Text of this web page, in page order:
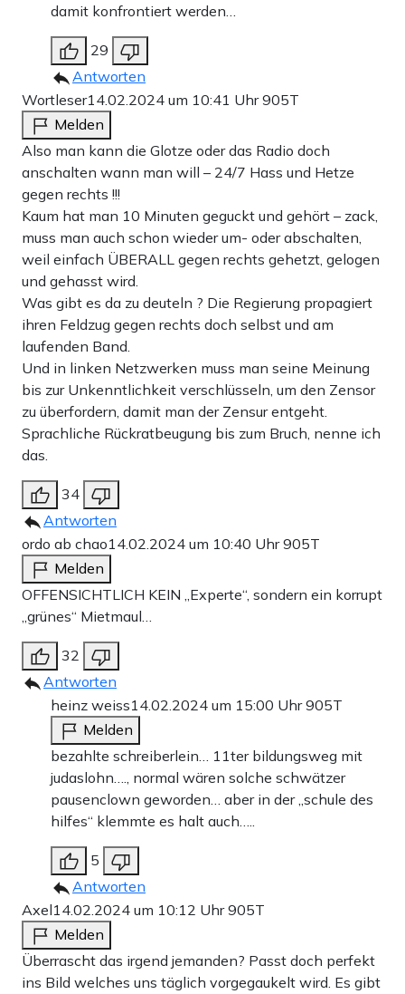
damit konfrontiert werden…
29
Antworten
Wortleser14.02.2024 um 10:41 Uhr905T
Melden
Also man kann die Glotze oder das Radio doch
anschalten wann man will – 24/7 Hass und Hetze
gegen rechts !!!
Kaum hat man 10 Minuten geguckt und gehört – zack,
muss man auch schon wieder um- oder abschalten,
weil einfach ÜBERALL gegen rechts gehetzt, gelogen
und gehasst wird.
Was gibt es da zu deuteln ? Die Regierung propagiert
ihren Feldzug gegen rechts doch selbst und am
laufenden Band.
Und in linken Netzwerken muss man seine Meinung
bis zur Unkenntlichkeit verschlüsseln, um den Zensor
zu überfordern, damit man der Zensur entgeht.
Sprachliche Rückratbeugung bis zum Bruch, nenne ich
das.
34
Antworten
ordo ab chao14.02.2024 um 10:40 Uhr905T
Melden
OFFENSICHTLICH KEIN „Experte“, sondern ein korrupt
„grünes“ Mietmaul…
32
Antworten
heinz weiss14.02.2024 um 15:00 Uhr905T
Melden
bezahlte schreiberlein… 11ter bildungsweg mit
judaslohn…., normal wären solche schwätzer
pausenclown geworden… aber in der „schule des
hilfes“ klemmte es halt auch…..
5
Antworten
Axel14.02.2024 um 10:12 Uhr905T
Melden
Überrascht das irgend jemanden? Passt doch perfekt
ins Bild welches uns täglich vorgegaukelt wird. Es gibt